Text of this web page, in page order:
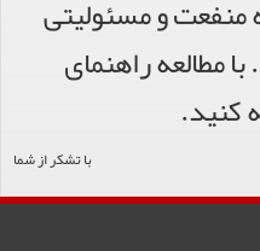
منفعت و مسئولیتی
مطالعه راهنمای
کنید.
با تشکر از شما